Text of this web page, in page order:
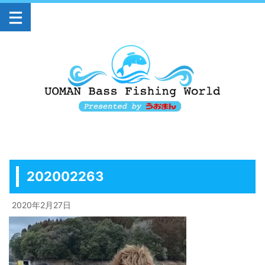
202002263
2020年2月27日